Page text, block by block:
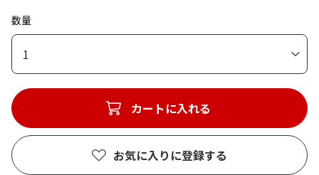
数量
1
カートに入れる
お気に入りに登録する